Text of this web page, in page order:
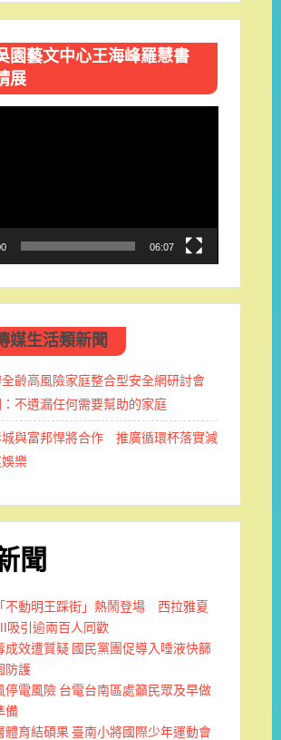
園藝文中心王海峰羅慧書
展
06:07
媒生活類新聞
齡高風險家庭整合型安全網研討會
不遺漏任何需要幫助的家庭
城與富邦悍將合作 推廣循環杯落實減
樂
聞
不動明王踩街」熱鬧登場 西拉雅夏
吸引逾兩百人同歡
成效遭質疑 國民黨團促導入唾液快篩
防護
停電風險 台電台南區處籲民眾及早做
備
體育結碩果 臺南小將國際少年運動會